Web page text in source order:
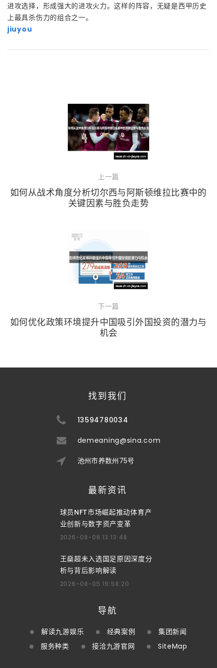
进攻选择，形成强大的进攻火力。这样的阵容，无疑是西甲历史
上最具杀伤力的组合之一。
jiuyou
上一篇
如何从战术角度分析切尔西与阿斯顿维拉比赛中的
关键因素与胜负走势
下一篇
如何优化政策环境提升中国吸引外国投资的潜力与
机会
找到我们
13594780034
demeaning@sina.com
池州市养数州75号
最新资讯
球员NFT市场崛起推动体育产
业创新与数字资产变革
2026-08-06 13:13:48
王燊超未入选国足原因深度分
析与背后影响解读
2026-08-05 19:58:20
导航
解读九游娱乐 经典案例
集团新闻
服务种类
接洽九游官网 SiteMap